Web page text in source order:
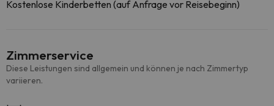
Kostenlose Kinderbetten (auf Anfrage vor Reisebeginn)
Zimmerservice
Diese Leistungen sind allgemein und können je nach Zimmertyp
variieren.